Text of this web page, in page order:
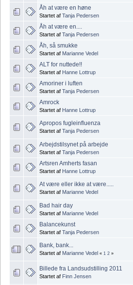
Åh at være en høne
Startet af Tanja Pedersen
Åh at være en....
Startet af Tanja Pedersen
Åh, så smukke
Startet af Marianne Vedel
ALT for nuttede!!
Startet af Hanne Lottrup
Amoriner i luften
Startet af Tanja Pedersen
Amrock
Startet af Hanne Lottrup
Apropos fugleinfluenza
Startet af Tanja Pedersen
Arbejdstilsynet på arbejde
Startet af Tanja Pedersen
Artsren Amherts fasan
Startet af Hanne Lottrup
At være eller ikke at være.....
Startet af Marianne Vedel
Bad hair day
Startet af Marianne Vedel
Balancekunst
Startet af Tanja Pedersen
Bank, bank...
Startet af Marianne Vedel « 1 2 »
Billede fra Landsudstilling 2011
Startet af Finn Jensen